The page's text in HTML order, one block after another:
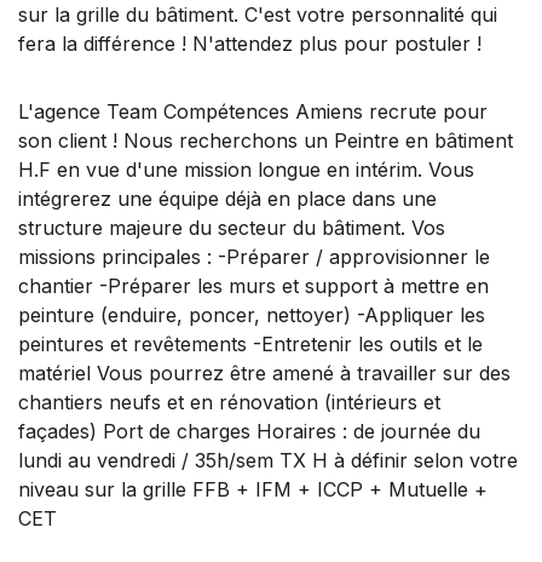
sur la grille du bâtiment. C'est votre personnalité qui
fera la différence ! N'attendez plus pour postuler !
L'agence Team Compétences Amiens recrute pour
son client ! Nous recherchons un Peintre en bâtiment
H.F en vue d'une mission longue en intérim. Vous
intégrerez une équipe déjà en place dans une
structure majeure du secteur du bâtiment. Vos
missions principales : -Préparer / approvisionner le
chantier -Préparer les murs et support à mettre en
peinture (enduire, poncer, nettoyer) -Appliquer les
peintures et revêtements -Entretenir les outils et le
matériel Vous pourrez être amené à travailler sur des
chantiers neufs et en rénovation (intérieurs et
façades) Port de charges Horaires : de journée du
lundi au vendredi / 35h/sem TX H à définir selon votre
niveau sur la grille FFB + IFM + ICCP + Mutuelle +
CET